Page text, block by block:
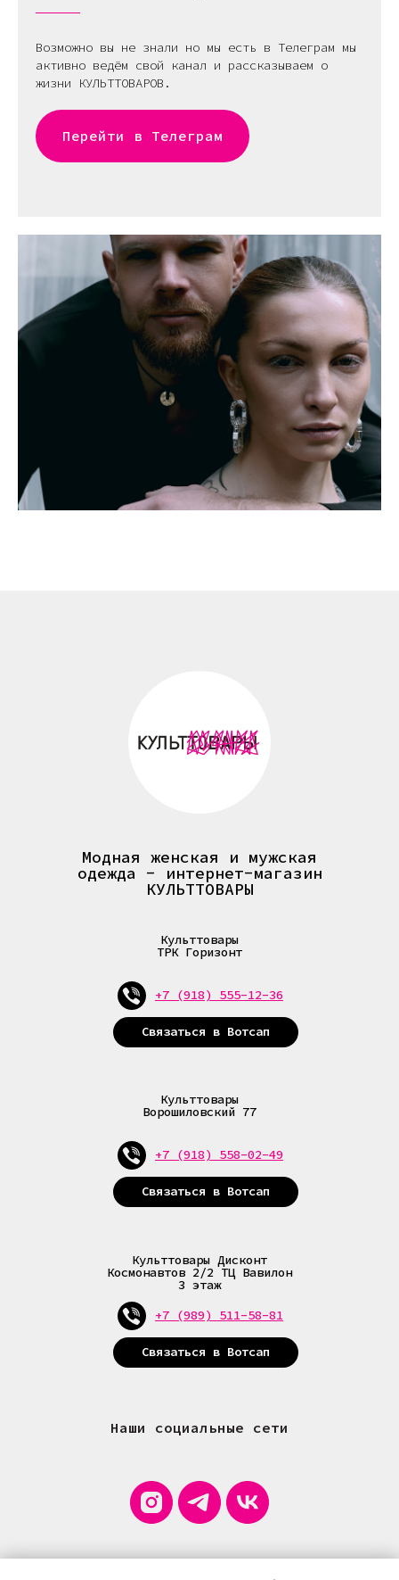
Возможно вы не знали но мы есть в Телеграм мы
активно ведём свой канал и рассказываем о
жизни КУЛЬТТОВАРОВ.
Перейти в Телеграм
Модная женская и мужская
одежда - интернет-магазин
КУЛЬТТОВАРЫ
Культтовары
ТРК Горизонт
+7 (918) 555-12-36
+7 (918) 555-12-36
+7 (988) 253-00-22
Связаться в Вотсап
Культтовары
Ворошиловский 77
+7 (918) 558-02-49
Связаться в Вотсап
Культтовары Дисконт
Космонавтов 2/2 ТЦ Вавилон
3 этаж
+7 (989) 511-58-81
Связаться в Вотсап
Наши социальные сети